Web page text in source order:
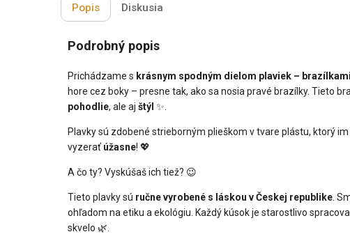
Popis Diskusia
Podrobný popis
Prichádzame s krásnym spodným dielom plaviek – brazílkami
hore cez boky – presne tak, ako sa nosia pravé brazílky. Tieto
pohodlie, ale aj štýl ✨.
Plavky sú zdobené strieborným plieškom v tvare plástu, ktorý
vyzerať úžasne! 💖
A čo ty? Vyskúšaš ich tiež? 😉
Tieto plavky sú ručne vyrobené s láskou v Českej republike .
ohľadom na etiku a ekológiu. Každý kúsok je starostlivo
skvelo 🌿.